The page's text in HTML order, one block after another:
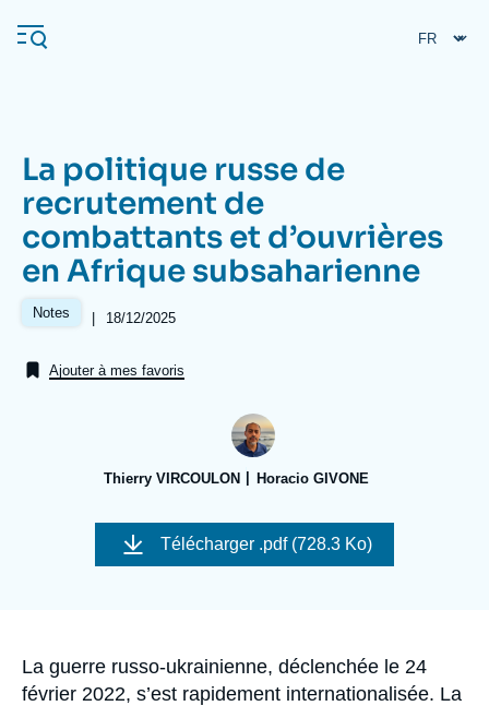
au
contenu
Navigation
principale
L'Ifri
Analyses
Nous soutenir
La politique russe de
recrutement de
combattants et d’ouvrières
en Afrique subsaharienne
Notes |
Date
publication
18/12/2025
Ajouter à mes favoris
Thierry VIRCOULON Horacio GIVONE
Image
couverture
Télécharger .pdf (728.3 Ko)
Accroche
La guerre russo-ukrainienne, déclenchée le 24
février 2022, s’est rapidement internationalisée. La